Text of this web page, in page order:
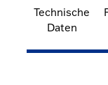
Technische
Daten